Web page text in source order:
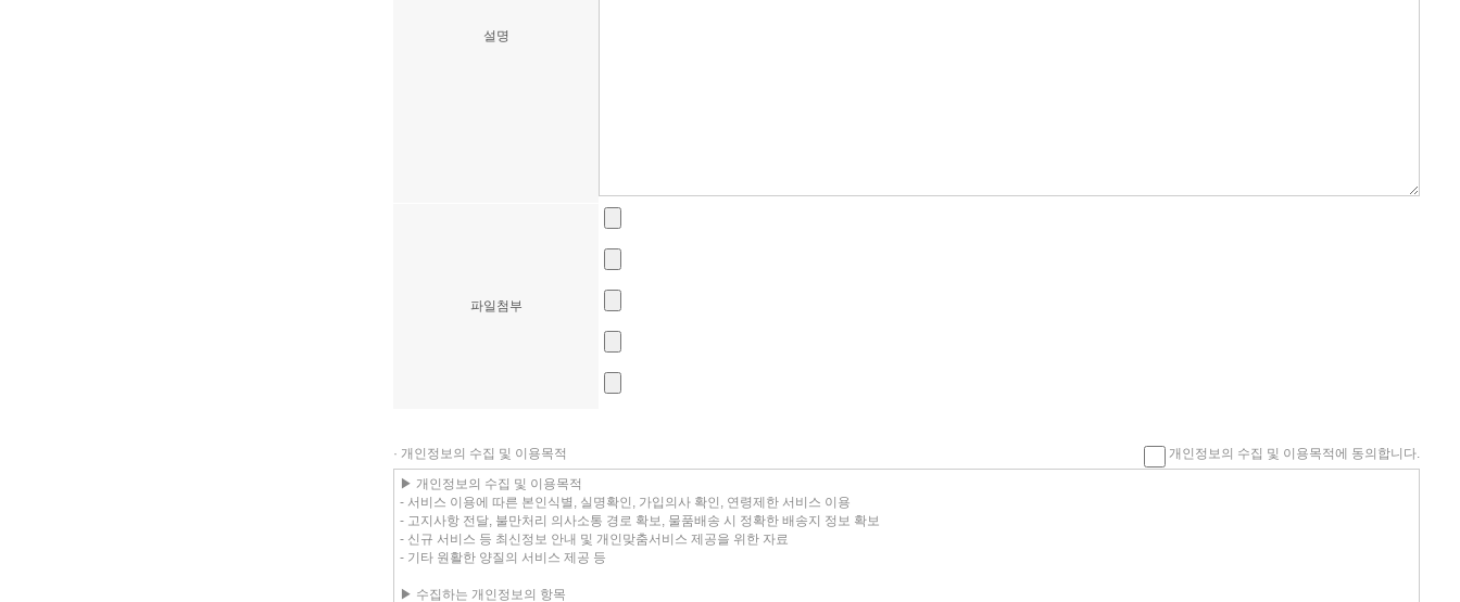
설명
파일첨부
· 개인정보의 수집 및 이용목적 개인정보의 수집 및 이용목적에 동의합니다.